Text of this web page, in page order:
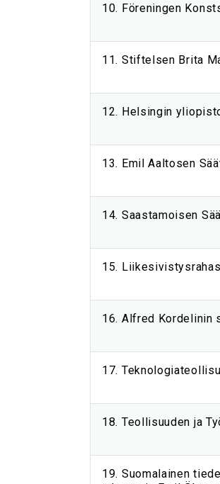
10. Föreningen
11. Stiftelsen Brita
12. Helsingin
13. Emil Aaltosen
14. Saastamoisen
15.
16. Alfred Kordelinin
17.
18. Teollisuuden ja
19. Suomalainen